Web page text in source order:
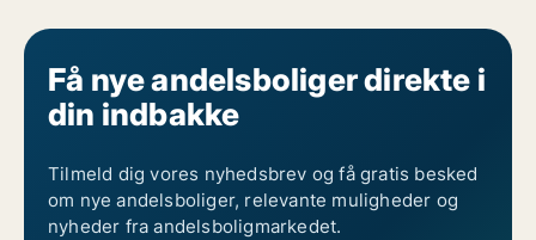
Få nye andelsboliger direkte i
din indbakke
Tilmeld dig vores nyhedsbrev og få gratis besked
om nye andelsboliger, relevante muligheder og
nyheder fra andelsboligmarkedet.